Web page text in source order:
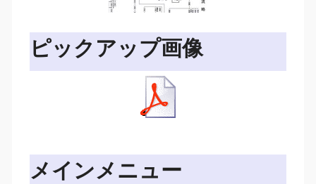
ピックアップ画像
メインメニュー